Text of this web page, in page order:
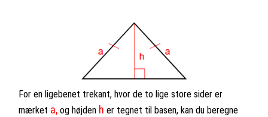
For en ligebenet trekant, hvor de to lige store sider er
mærket a, og højden h er tegnet til basen, kan du beregne